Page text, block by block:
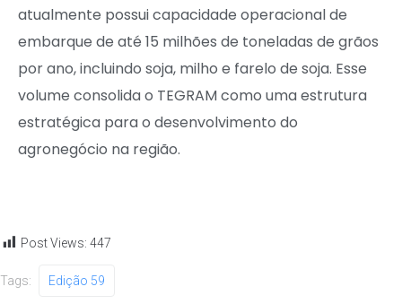
atualmente possui capacidade operacional de
embarque de até 15 milhões de toneladas de grãos
por ano, incluindo soja, milho e farelo de soja. Esse
volume consolida o TEGRAM como uma estrutura
estratégica para o desenvolvimento do
agronegócio na região.
Post Views: 447
Tags: Edição 59